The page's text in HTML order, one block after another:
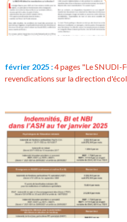
février 2025 :4 pages "Le SNUDI-
revendications sur la direction